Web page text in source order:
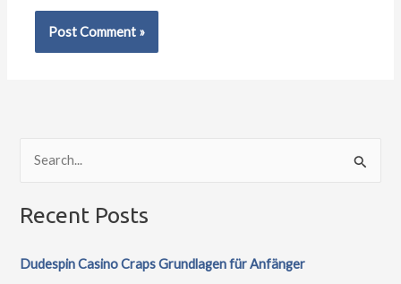
a
c
Recent Posts
Dudespin Casino Craps Grundlagen für Anfänger